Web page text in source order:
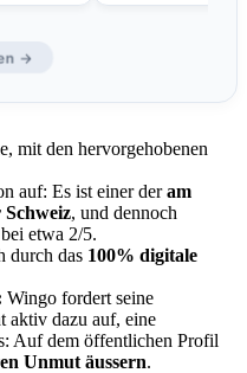
→
mit den hervorgehobenen
auf: Es ist einer deram
Schweiz, und dennoch
etwa 2/5.
durch das 100% digitale
Wingo fordert seine
aktiv dazu auf, eine
Auf dem öffentlichen Profil
Unmut äussern.